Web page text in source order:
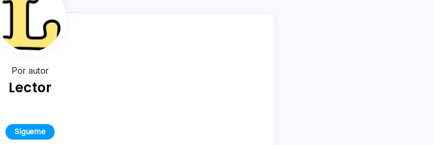
Por autor
Lector
Sígueme